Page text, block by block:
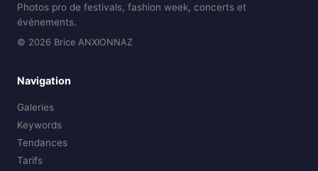
Photos pro de festivals, fashion week, concerts et
événements.
© 2026 Brice ANXIONNAZ
Navigation
Galeries
Keywords
Tendances
Tarifs